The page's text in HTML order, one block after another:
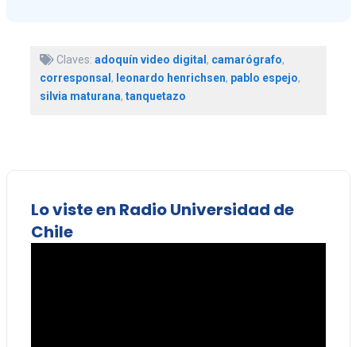
Claves: adoquín video digital, camarógrafo,
corresponsal, leonardo henrichsen, pablo espejo,
silvia maturana, tanquetazo
Lo viste en Radio Universidad de
Chile